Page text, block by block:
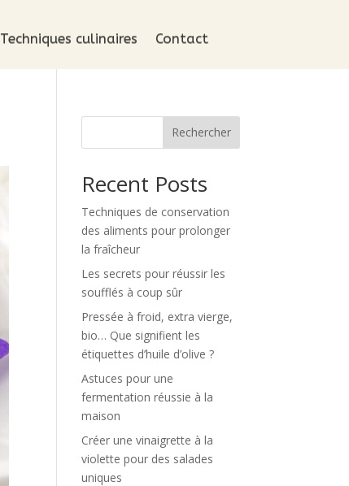
Techniques culinaires Contact
Rechercher
Recent Posts
Techniques de conservation
des aliments pour prolonger
la fraîcheur
Les secrets pour réussir les
soufflés à coup sûr
Pressée à froid, extra vierge,
bio… Que signifient les
étiquettes d’huile d’olive ?
Astuces pour une
fermentation réussie à la
maison
Créer une vinaigrette à la
violette pour des salades
uniques